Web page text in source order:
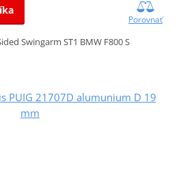
Porovnať
Swingarm ST1 BMW F800 S
PUIG 21707D alumunium D 19
mm